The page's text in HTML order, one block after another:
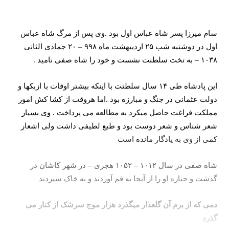
سام میرزا پسر شاه عباس اول بود .وی پس از مرگ شاه عباس
اول در دوشنبه شب ۲۵ اردیبهشت ماه ۹۹۸ – ۲۰ جمادی الثانی
۱۰۳۸ – به تخت سلطنت نشست و خود را شاه صفی نامید .
این پادشاه طی ۱۴ سال سلطنت با اینکه بیشتر اوقات با ازبکها و
دولت عثمانی در جنگ و مبارزه بود .اما هروقت از کشا کش امور
مملکت فراغت حاصل میکرد به مطالعه می پرداخت . وی بسیار
شعر شناس و شعر دوست بود و طبع لطیفی داشت ولی اشعار
کمی از وی به یادگار مانده است
شاه صفی در سال ۱۰۱۲ – ۱۰۵۲ هجری – در شهر کاشان در
گذشت و جنازه او را از آنجا به قم آوردند و به خاک سپردند
دمی که از برم آن گلعذار میگذرد هزار موج سرشک از کنار می
گذرد